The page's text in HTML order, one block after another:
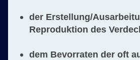
der Erstellung/
Reproduktion des
dem Bevorraten der oft